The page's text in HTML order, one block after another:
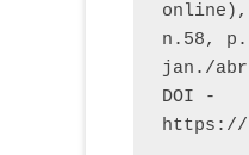
n.58,
jan./
DOI -
https://